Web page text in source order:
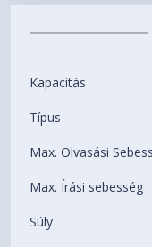
Kapacitás
Típus
Max. Olvasási
Max. Írási sebesség
Súly